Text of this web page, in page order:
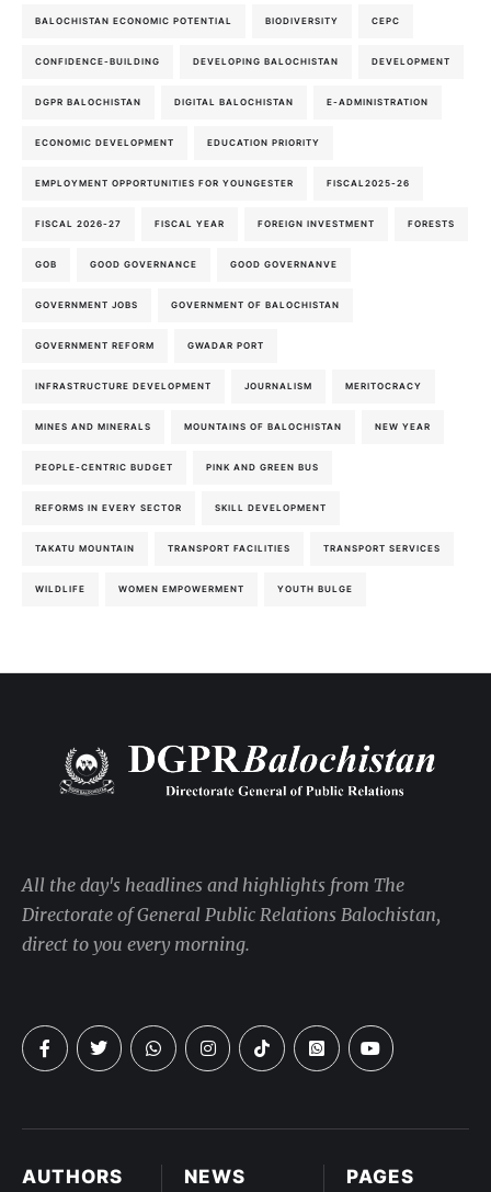
BALOCHISTAN ECONOMIC POTENTIAL BIODIVERSITY CEPC
CONFIDENCE-BUILDING DEVELOPING BALOCHISTAN DEVELOPMENT
DGPR BALOCHISTAN DIGITAL BALOCHISTAN E-ADMINISTRATION
ECONOMIC DEVELOPMENT EDUCATION PRIORITY
EMPLOYMENT OPPORTUNITIES FOR YOUNGESTER FISCAL2025-26
FISCAL 2026-27 FISCAL YEAR FOREIGN INVESTMENT FORESTS
GOB GOOD GOVERNANCE GOOD GOVERNANVE
GOVERNMENT JOBS GOVERNMENT OF BALOCHISTAN
GOVERNMENT REFORM GWADAR PORT
INFRASTRUCTURE DEVELOPMENT JOURNALISM MERITOCRACY
MINES AND MINERALS MOUNTAINS OF BALOCHISTAN NEW YEAR
PEOPLE-CENTRIC BUDGET PINK AND GREEN BUS
REFORMS IN EVERY SECTOR SKILL DEVELOPMENT
TAKATU MOUNTAIN TRANSPORT FACILITIES TRANSPORT SERVICES
WILDLIFE WOMEN EMPOWERMENT YOUTH BULGE
PAGES
NEWS
AUTHORS
All the day's headlines and highlights from The
Directorate of General Public Relations Balochistan,
direct to you every morning.